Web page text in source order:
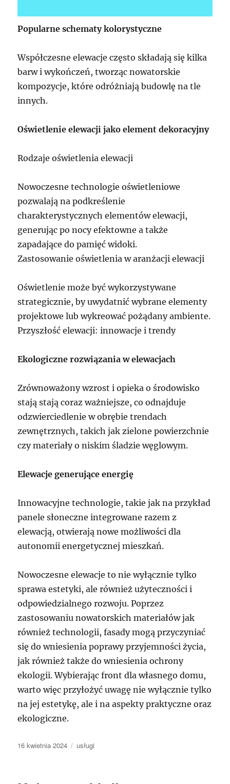
Popularne schematy kolorystyczne
Współczesne elewacje często składają się kilka
barw i wykończeń, tworząc nowatorskie
kompozycje, które odróżniają budowlę na tle
innych.
Oświetlenie elewacji jako element dekoracyjny
Rodzaje oświetlenia elewacji
Nowoczesne technologie oświetleniowe
pozwalają na podkreślenie
charakterystycznych elementów elewacji,
generując po nocy efektowne a także
zapadające do pamięć widoki.
Zastosowanie oświetlenia w aranżacji elewacji
Oświetlenie może być wykorzystywane
strategicznie, by uwydatnić wybrane elementy
projektowe lub wykreować pożądany ambiente.
Przyszłość elewacji: innowacje i trendy
Ekologiczne rozwiązania w elewacjach
Zrównoważony wzrost i opieka o środowisko
stają stają coraz ważniejsze, co odnajduje
odzwierciedlenie w obrębie trendach
zewnętrznych, takich jak zielone powierzchnie
czy materiały o niskim śladzie węglowym.
Elewacje generujące energię
Innowacyjne technologie, takie jak na przykład
panele słoneczne integrowane razem z
elewacją, otwierają nowe możliwości dla
autonomii energetycznej mieszkań.
Nowoczesne elewacje to nie wyłącznie tylko
sprawa estetyki, ale również użyteczności i
odpowiedzialnego rozwoju. Poprzez
zastosowaniu nowatorskich materiałów jak
również technologii, fasady mogą przyczyniać
się do wniesienia poprawy przyjemności życia,
jak również także do wniesienia ochrony
ekologii. Wybierając front dla własnego domu,
warto więc przyłożyć uwagę nie wyłącznie tylko
na jej estetykę, ale i na aspekty praktyczne oraz
ekologiczne.
Data
16 kwietnia 2024 Kategorie
usługi